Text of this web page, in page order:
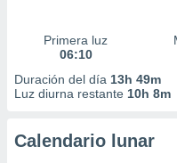
Primera luz
06:10
Duración del día 13h 49m
Luz diurna restante 10h 8m
Calendario lunar